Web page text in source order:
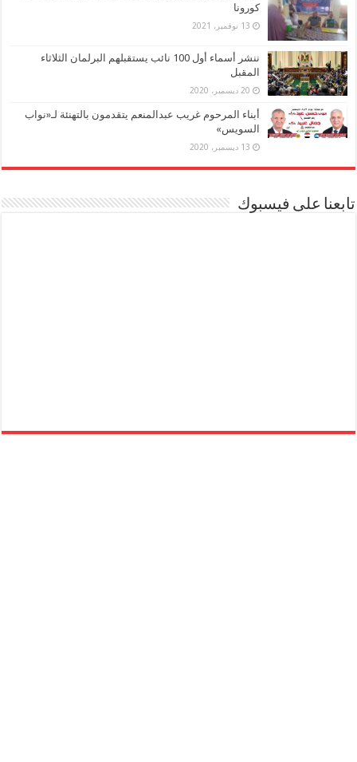
كورونا
13 نوفمبر، 2021
ننشر أسماء أول 100 نائب يستقبلهم البرلمان الثلاثاء
المقبل
20 ديسمبر، 2020
أبناء المرحوم غريب عبدالمنعم يتقدمون بالتهنئة لـ«نواب
السويس»
13 ديسمبر، 2020
تابعنا على فيسبوك